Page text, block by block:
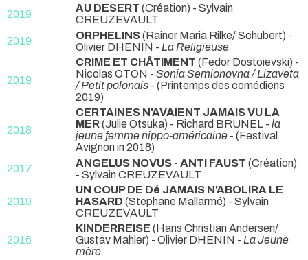
2019
AU DESERT (Création) - Sylvain
CREUZEVAULT
2019
ORPHELINS(Rainer Maria Rilke/ Schubert) -
Olivier DHENIN - La Religieuse
2019
CRIME ET CHÂTIMENT (Fedor Dostoievski) -
Nicolas OTON - Sonia Semionovna / Lizaveta
/ Petit polonais - (Printemps des comédiens
2019)
2018
CERTAINES N'AVAIENT JAMAIS VU LA
MER(Julie Otsuka) - Richard BRUNEL - la
jeune femme nippo-américaine - (Festival
Avignon in 2018)
2017
ANGELUS NOVUS - ANTI FAUST (Création)
- Sylvain CREUZEVAULT
2019
UN COUP DE Dé JAMAIS N'ABOLIRA LE
HASARD (Stephane Mallarmé) - Sylvain
CREUZEVAULT
2016
KINDERREISE (Hans Christian Andersen/
Gustav Mahler) - Olivier DHENIN - La Jeune
mère